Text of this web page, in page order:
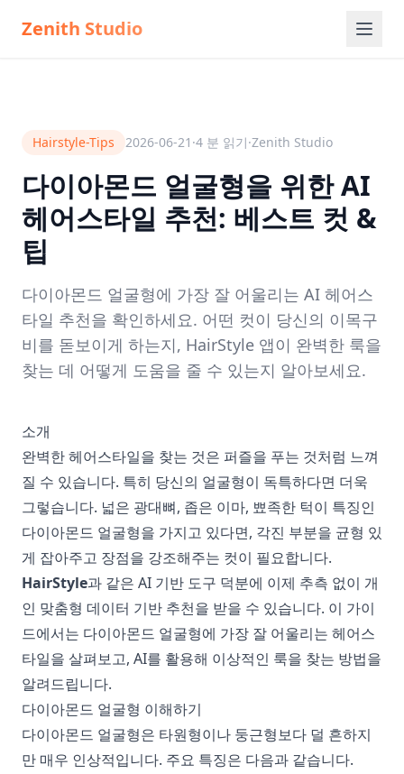
Zenith Studio
Hairstyle-Tips 2026-06-21 ·4 분 읽기·Zenith Studio
다이아몬드 얼굴형을 위한 AI
헤어스타일 추천: 베스트 컷 &
팁
다이아몬드 얼굴형에 가장 잘 어울리는 AI 헤어스
타일 추천을 확인하세요. 어떤 컷이 당신의 이목구
비를 돋보이게 하는지, HairStyle 앱이 완벽한 룩을
찾는 데 어떻게 도움을 줄 수 있는지 알아보세요.
소개
완벽한 헤어스타일을 찾는 것은 퍼즐을 푸는 것처럼 느껴
질 수 있습니다. 특히 당신의 얼굴형이 독특하다면 더욱
그렇습니다. 넓은 광대뼈, 좁은 이마, 뾰족한 턱이 특징인
다이아몬드 얼굴형을 가지고 있다면, 각진 부분을 균형 있
게 잡아주고 장점을 강조해주는 컷이 필요합니다.
HairStyle과 같은 AI 기반 도구 덕분에 이제 추측 없이 개
인 맞춤형 데이터 기반 추천을 받을 수 있습니다. 이 가이
드에서는 다이아몬드 얼굴형에 가장 잘 어울리는 헤어스
타일을 살펴보고, AI를 활용해 이상적인 룩을 찾는 방법을
알려드립니다.
다이아몬드 얼굴형 이해하기
다이아몬드 얼굴형은 타원형이나 둥근형보다 덜 흔하지
만 매우 인상적입니다. 주요 특징은 다음과 같습니다.